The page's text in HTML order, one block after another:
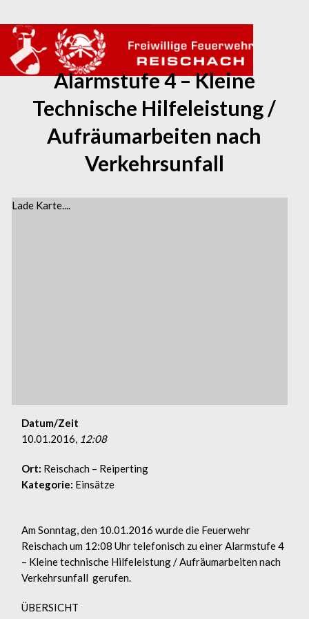
Home
› Alarmstufe 4 – Kleine Technische Hilfeleistung /
Aufräumarbeiten nach Ve...
Alarmstufe 4 – Kleine
Technische Hilfeleistung /
Aufräumarbeiten nach
Verkehrsunfall
Lade Karte....
Datum/Zeit
10.01.2016, 12:08
Ort: Reischach – Reiperting
Kategorie: Einsätze
Am Sonntag, den 10.01.2016 wurde die Feuerwehr
Reischach um 12:08 Uhr telefonisch zu einer Alarmstufe 4
– Kleine technische Hilfeleistung / Aufräumarbeiten nach
Verkehrsunfall gerufen.
ÜBERSICHT